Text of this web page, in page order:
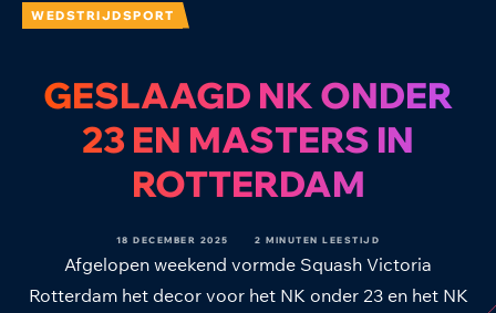
WEDSTRIJDSPORT
GESLAAGD NK ONDER
23 EN MASTERS IN
ROTTERDAM
18 DECEMBER 2025 2 MINUTEN LEESTIJD
Afgelopen weekend vormde Squash Victoria
Rotterdam het decor voor het NK onder 23 en het NK